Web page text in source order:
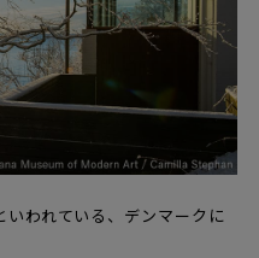
われている、デンマークに